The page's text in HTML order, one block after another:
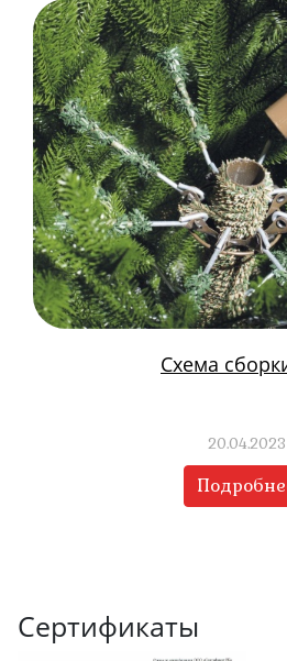
Схема
20.04.2023
Сертификаты